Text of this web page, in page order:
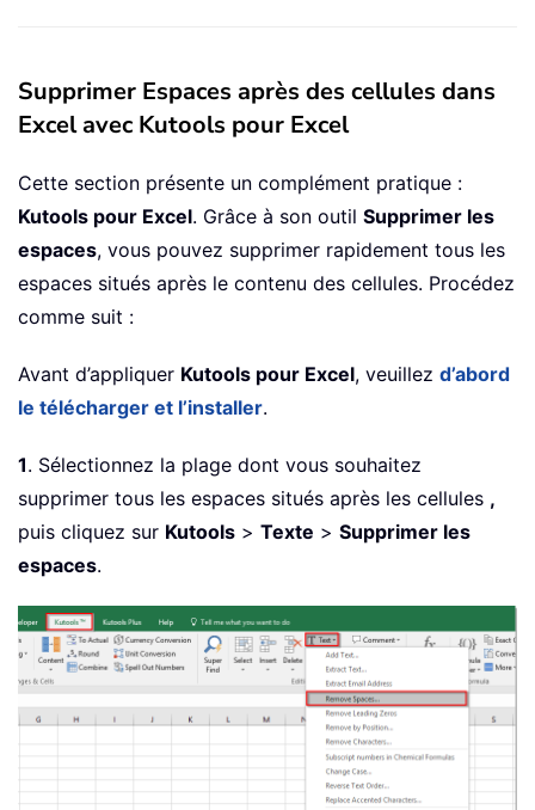
Supprimer Espaces après des cellules dans
Excel avec Kutools pour Excel
Cette section présente un complément pratique :
Kutools pour Excel. Grâce à son outil Supprimer les
espaces, vous pouvez supprimer rapidement tous les
espaces situés après le contenu des cellules. Procédez
comme suit :
Avant d’appliquer Kutools pour Excel, veuillez d’abord
le télécharger et l’installer.
1. Sélectionnez la plage dont vous souhaitez
supprimer tous les espaces situés après les cellules ,
puis cliquez sur Kutools > Texte > Supprimer les
espaces.